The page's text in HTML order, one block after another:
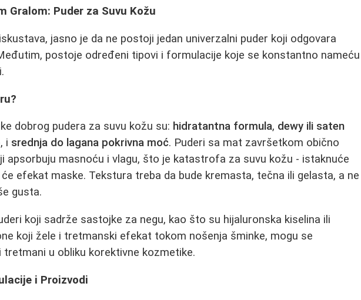
Gralom: Puder za Suvu Kožu
jasno je da ne postoji jedan univerzalni puder koji odgovara
postoje određeni tipovi i formulacije koje se konstantno nameću
dobrog pudera za suvu kožu su: hidratantna formula, dewy ili saten
i srednja do lagana pokrivna moć. Puderi sa mat završetkom obično
apsorbuju masnoću i vlagu, što je katastrofa za suvu kožu - istaknuće
efekat maske. Tekstura treba da bude kremasta, tečna ili gelasta, a ne
gusta.
koji sadrže sastojke za negu, kao što su hijaluronska kiselina ili
koji žele i tretmanski efekat tokom nošenja šminke, mogu se
u obliku korektivne kozmetike.
i Proizvodi